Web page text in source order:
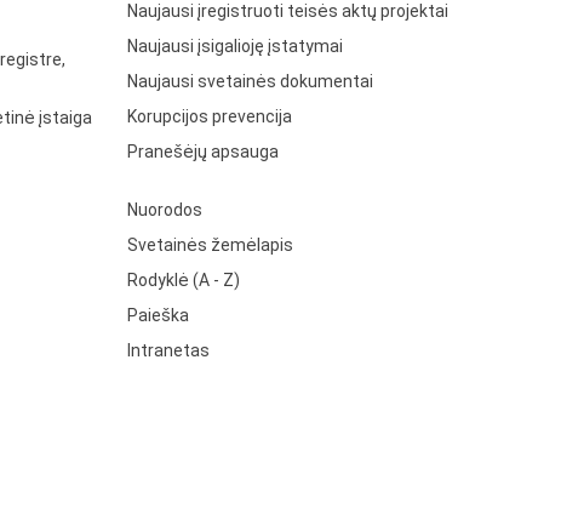
įstaiga
Naujausi įregistruoti teisės aktų projektai
Naujausi įsigalioję įstatymai
Naujausi svetainės dokumentai
Korupcijos prevencija
Pranešėjų apsauga
Nuorodos
Svetainės žemėlapis
Rodyklė (A - Z)
Paieška
Intranetas